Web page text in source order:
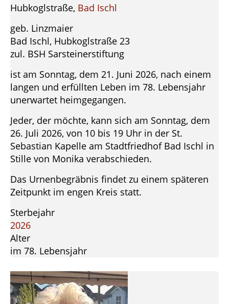
Hubkoglstraße, Bad Ischl
geb. Linzmaier
Bad Ischl, Hubkoglstraße 23
zul. BSH Sarsteinerstiftung
ist am Sonntag, dem 21. Juni 2026, nach einem
langen und erfüllten Leben im 78. Lebensjahr
unerwartet heimgegangen.
Jeder, der möchte, kann sich am Sonntag, dem
26. Juli 2026, von 10 bis 19 Uhr in der St.
Sebastian Kapelle am Stadtfriedhof Bad Ischl in
Stille von Monika verabschieden.
Das Urnenbegräbnis findet zu einem späteren
Zeitpunkt im engen Kreis statt.
Sterbejahr
2026
Alter
im 78. Lebensjahr